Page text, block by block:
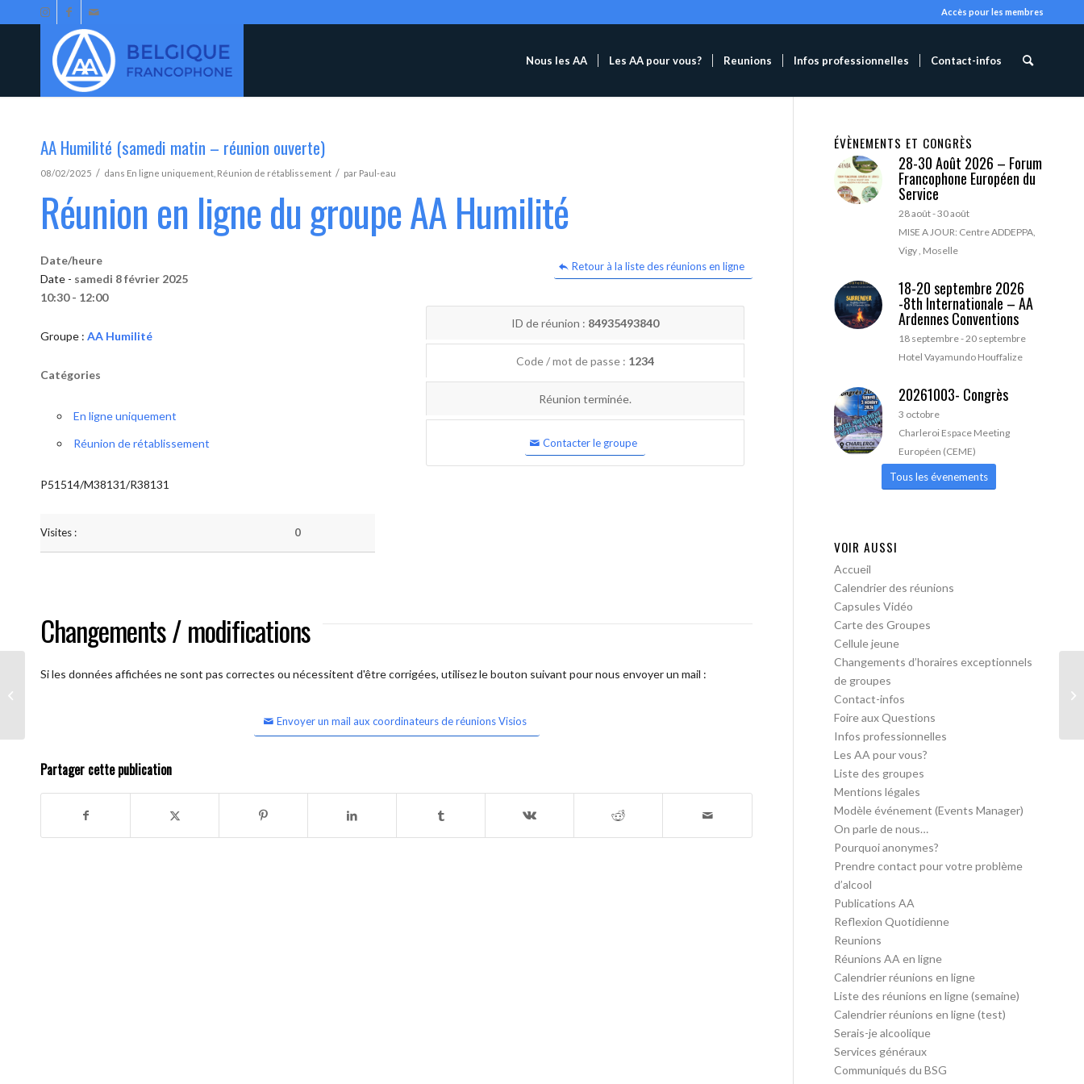
Accès pour les membres
Nous les AA Les AA pour vous? Reunions Infos professionnelles Contact-infos
AA Humilité (samedi matin – réunion ouverte)
08/02/2025 / dans En ligne uniquement Réunion de rétablissement / par Paul-eau
Réunion en ligne du groupe AA Humilité
Retour à la liste des réunions en ligne
Date/heure
Date - samedi 8 février 2025
10:30 - 12:00
Groupe : AA Humilité
Catégories
En ligne uniquement
Réunion de rétablissement
P51514/M38131/R38131
Visites : 0
ID de réunion : 84935493840
Code / mot de passe : 1234
Réunion terminée.
Contacter le groupe
Changements / modifications
Si les données affichées ne sont pas correctes ou nécessitent d'être corrigées, utilisez le bouton suivant pour nous envoyer un mail :
Envoyer un mail aux coordinateurs de réunions Visios
Partager cette publication
ÉVÈNEMENTS ET CONGRÈS
28-30 Août 2026 – Forum
Francophone Européen du
Service
28 août-30 août
MISE A JOUR: Centre ADDEPPA,
Vigy , Moselle
18-20 septembre 2026
-8th Internationale – AA
Ardennes Conventions
18 septembre-20 septembre
Hotel Vayamundo Houffalize
20261003- Congrès
3 octobre
Charleroi Espace Meeting
Européen (CEME)
Tous les évenements
VOIR AUSSI
Accueil
Calendrier des réunions
Capsules Vidéo
Carte des Groupes
Cellule jeune
Changements d’horaires exceptionnels
de groupes
Contact-infos
Foire aux Questions
Infos professionnelles
Les AA pour vous?
Liste des groupes
Mentions légales
Modèle événement (Events Manager)
On parle de nous…
Pourquoi anonymes?
Prendre contact pour votre problème
d’alcool
Publications AA
Reflexion Quotidienne
Reunions
Réunions AA en ligne
Calendrier réunions en ligne
Liste des réunions en ligne (semaine)
Calendrier réunions en ligne (test)
Serais-je alcoolique
Services généraux
Communiqués du BSG